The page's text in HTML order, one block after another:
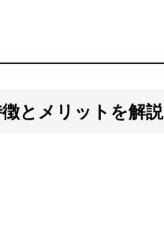
とメリットを解説